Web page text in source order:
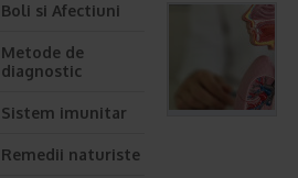
Boli si Afectiuni
Metode de
diagnostic
Sistem imunitar
Remedii naturiste